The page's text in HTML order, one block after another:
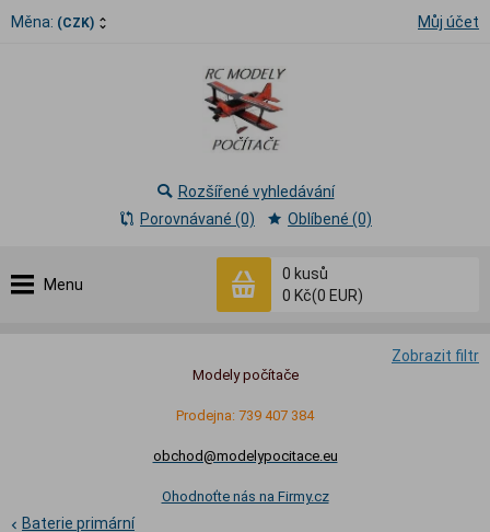
Měna: (CZK) Můj účet
Menu
0 kusů
0 Kč(0 EUR)
Rozšířené vyhledávání
Porovnávané (0)
Oblíbené (0)
Zobrazit filtr
Modely počítače
Prodejna: 739 407 384
obchod@modelypocitace.eu
Ohodnoťte nás na Firmy.cz
Baterie primární